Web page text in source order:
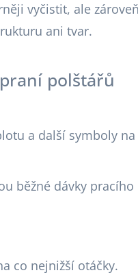
vyčistit, ale zároveň
ani tvar.
praní polštářů
a další symboly
běžné dávky pracího
co nejnižší otáčky.